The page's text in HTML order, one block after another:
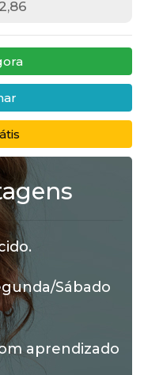
Sábado
aprendizado